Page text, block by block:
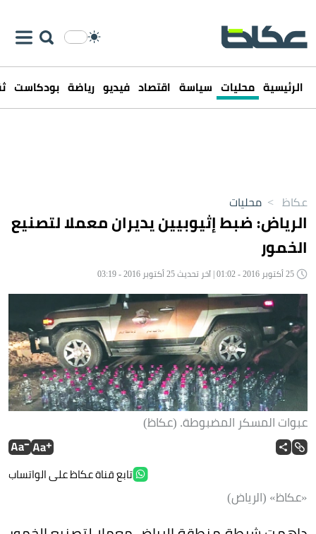
الرئيسية محليات سياسة اقتصاد فيديو رياضة بودكاست
عكاظ > محليات
الرياض: ضبط إثيوبيين يديران معملا لتصنيع
الخمور
عبوات المسكر المضبوطة. (عكاظ)
تابع قناة عكاظ على الواتساب
«عكاظ» (الرياض)